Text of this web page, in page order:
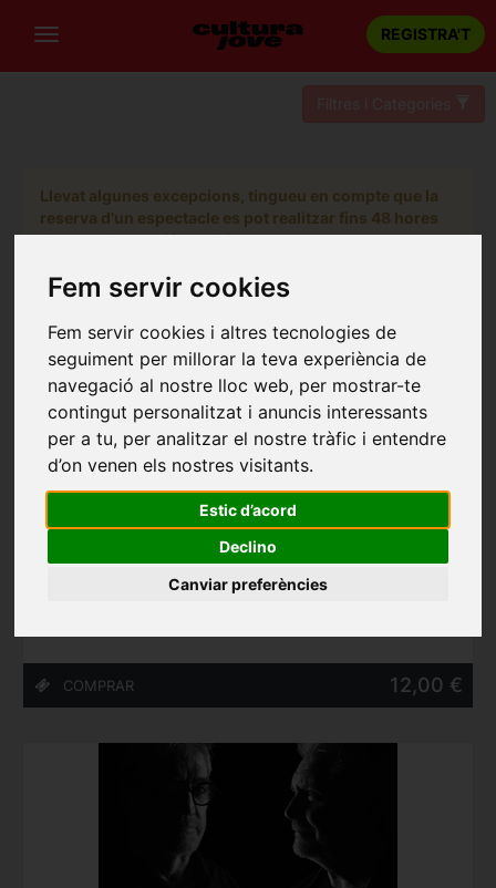
Fem servir cookies
Fem servir cookies i altres tecnologies de
seguiment per millorar la teva experiència de
navegació al nostre lloc web, per mostrar-te
contingut personalitzat i anuncis interessants
per a tu, per analitzar el nostre tràfic i entendre
d’on venen els nostres visitants.
Estic d’acord
Declino
Canviar preferències
REGISTRA'T
Llevat algunes excepcions, tingueu en compte que la
reserva d'un espectacle es pot realitzar fins 48 hores
abans de la sessió escollida.
FESTIVAL DE TORROELLA: Cantoria
Auditori Teatre Espai Ter (Torroella de Montgrí)
12,00 €